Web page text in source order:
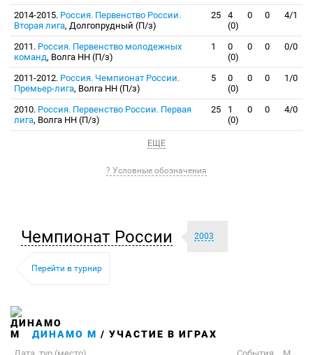
2014-2015. Россия. Первенство России.
Вторая лига, Долгопрудный (П/з)
25
4
(0)
0 0 4/1
2011. Россия. Первенство молодежных
команд, Волга НН (П/з)
1
0
(0)
0 0 0/0
2011-2012. Россия. Чемпионат России.
Премьер-лига, Волга НН (П/з)
5
0
(0)
0 0 1/0
2010. Россия. Первенство России. Первая
лига, Волга НН (П/з)
25
1
(0)
0 0 4/0
ЕЩЕ
? Условные обозначения
Чемпионат России 2003
Перейти в турнир
ДИНАМО М / УЧАСТИЕ В ИГРАХ